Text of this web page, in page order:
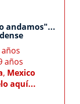
andamos"...
años
, Mexico
aquí...